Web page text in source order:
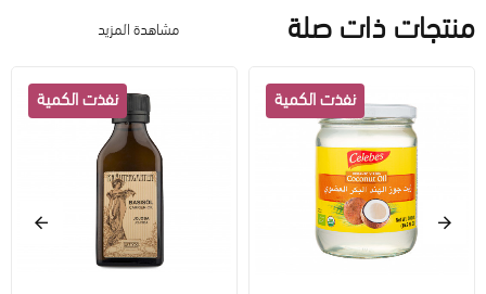
منتجات ذات صلة مشاهدة المزيد